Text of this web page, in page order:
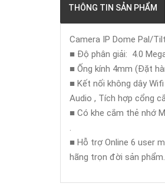
THÔNG TIN SẢN PHẨM
Camera IP Dome Pal/
■ Độ phân giải: 4.0
■ Ống kính 4mm (Đặt
■ Kết nối không dây
Audio , Tích hợp cổng
■ Có khe cắm thẻ nhớ
.
■ Hỗ trợ Online 6 user
hãng trọn đời sản